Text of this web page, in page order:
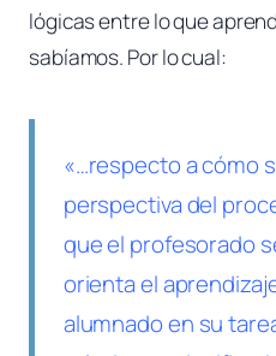
lógicas entre lo que
sabíamos. Por lo cual:
«…respecto a cómo
perspectiva del
que el profesorado
orienta el
alumnado en su